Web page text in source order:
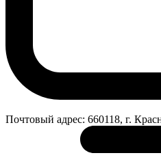
Почтовый адрес: 660118, г.